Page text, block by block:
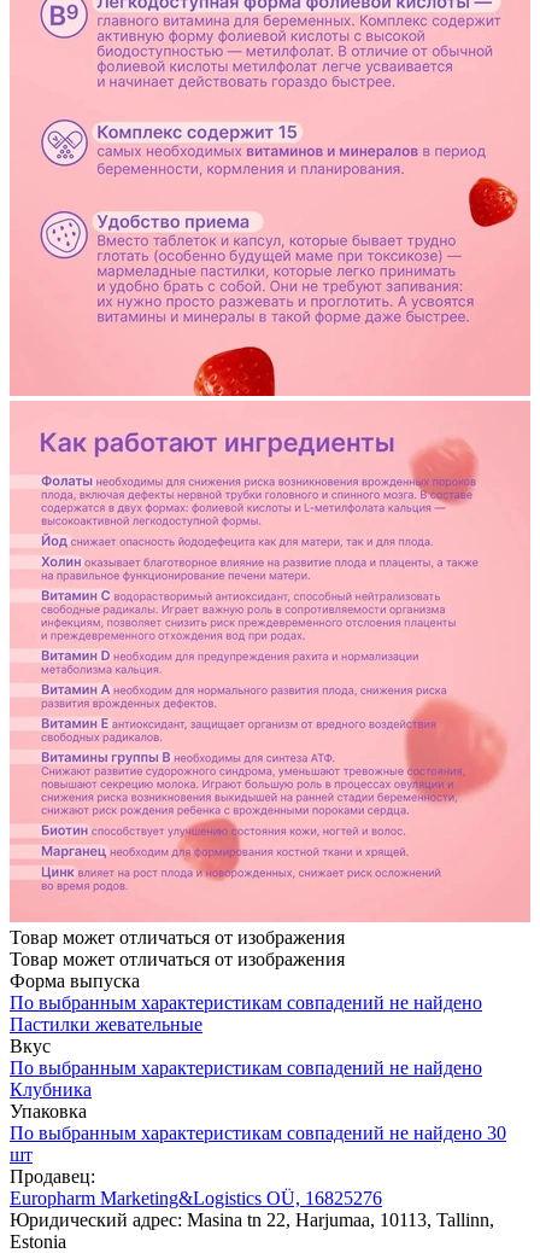
Товар может отличаться от изображения
Товар может отличаться от изображения
Форма выпуска
По выбранным характеристикам совпадений не найдено
Пастилки жевательные
Вкус
По выбранным характеристикам совпадений не найдено
Клубника
Упаковка
По выбранным характеристикам совпадений не найдено 30
шт
Продавец:
Europharm Marketing&Logistics OÜ, 16825276
Юридический адрес: Masina tn 22, Harjumaa, 10113, Tallinn,
Estonia